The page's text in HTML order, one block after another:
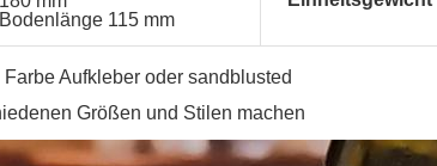
Bodenlänge 115 mm
Aufkleber oder sandblusted
Größen und Stilen machen